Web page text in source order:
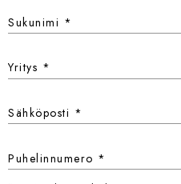
Sukunimi *
Yritys *
Sähköposti *
Puhelinnumero *